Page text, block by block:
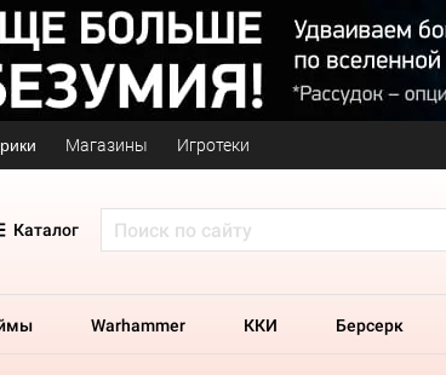
Магазины Игротеки
Каталог
Warhammer ККИ Берсерк